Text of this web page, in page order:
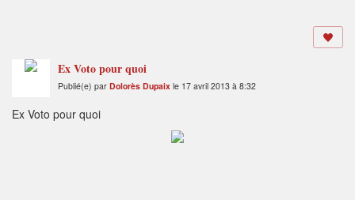
Ex Voto pour quoi
Publié(e) par Dolorès Dupaix le 17 avril 2013 à 8:32
Ex Voto pour quoi